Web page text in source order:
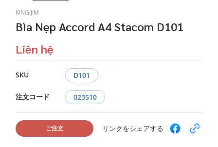
KING JIM
Bìa Nẹp Accord A4 Stacom D101
Liên hệ
SKU D101
注文コード 023510
ご注文 リンクをシェアする